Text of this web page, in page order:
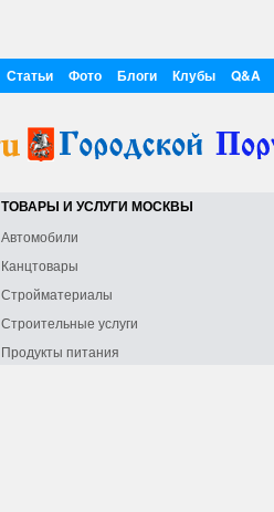
Статьи Фото Блоги Клубы Q&A
ТОВАРЫ И УСЛУГИ МОСКВЫ
Автомобили
Канцтовары
Стройматериалы
Строительные услуги
Продукты питания